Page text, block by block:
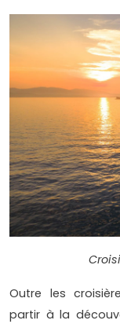
Outre les
partir à la